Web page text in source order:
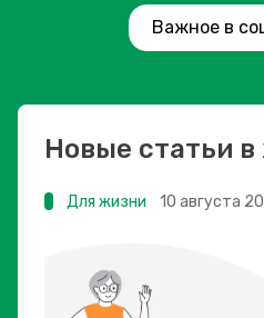
Важное в
Новые статьи
Для жизни 10 августа